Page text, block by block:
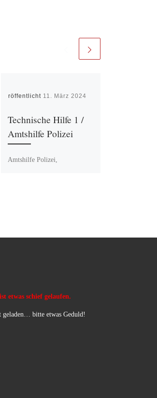
Veröffentlicht 11. März 2024
Technische Hilfe 1 /
Amtshilfe Polizei
Amtshilfe Polizei,
etwas schief gelaufen.
geladen… bitte etwas Geduld!